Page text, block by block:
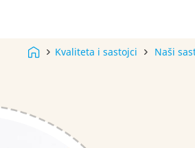
Kinder
Recepti
Ukusna
Kvaliteta i sastojci Naši